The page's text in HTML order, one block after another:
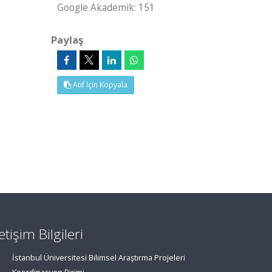
Google Akademik: 151
Paylaş
Atıf İçin Kopyala
Bilgileri
İstanbul Üniversitesi Bilimsel Araştırma Projeleri